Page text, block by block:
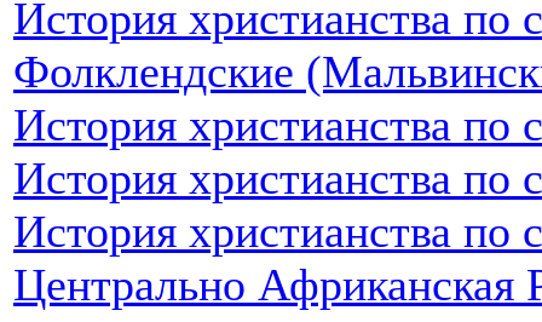
История христианства по
Фолклендские
История христианства
История христианства по
История христианства по
Центрально Африканская